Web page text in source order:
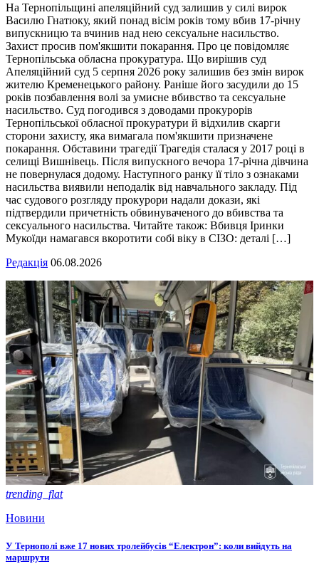
На Тернопільщині апеляційний суд залишив у силі вирок
Василю Гнатюку, який понад вісім років тому вбив 17-річну
випускницю та вчинив над нею сексуальне насильство.
Захист просив пом'якшити покарання. Про це повідомляє
Тернопільська обласна прокуратура. Що вирішив суд
Апеляційний суд 5 серпня 2026 року залишив без змін вирок
жителю Кременецького району. Раніше його засудили до 15
років позбавлення волі за умисне вбивство та сексуальне
насильство. Суд погодився з доводами прокурорів
Тернопільської обласної прокуратури й відхилив скарги
сторони захисту, яка вимагала пом'якшити призначене
покарання. Обставини трагедії Трагедія сталася у 2017 році в
селищі Вишнівець. Після випускного вечора 17-річна дівчина
не повернулася додому. Наступного ранку її тіло з ознаками
насильства виявили неподалік від навчального закладу. Під
час судового розгляду прокурори надали докази, які
підтвердили причетність обвинуваченого до вбивства та
сексуального насильства. Читайте також: Вбивця Іринки
Мукоїди намагався вкоротити собі віку в СІЗО: деталі […]
Редакція 06.08.2026
trending_flat
Новини
У Тернополі вже 17 нових тролейбусів “Електрон”: коли вийдуть на
маршрути